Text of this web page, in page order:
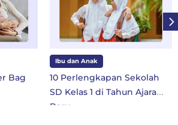
Bag
Ibu dan Anak
10 Perlengkapan Sekolah
SD Kelas 1 di Tahun Ajaran
Baru